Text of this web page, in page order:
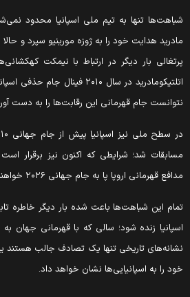
بار دیگر در ارتباط با نیمکت
اتلتیکومادرید در سال ۲۰۱۰ فینال
جام قهرمانی این رقابت‌ها را به دست آورد.
شد؛ شرایطی که اکنون نیز برقرار است
قهرمانی اروپا پا به جام جهانی ۲۰۲۶ خواهند گذاشت.
زنده شود؛ سالی که با قهرمانی جهان به
تاریخی تنها یک تصادف جالب هستند یا
را به اسپانیایی‌ها نشان خواهد داد.